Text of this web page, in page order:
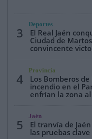
3
Deportes
El Real Jaén
Ciudad de
convincente
4
Provincia
Los Bomberos
incendio en el
enfrían la zona
5
Jaén
El tranvía de
las pruebas clave